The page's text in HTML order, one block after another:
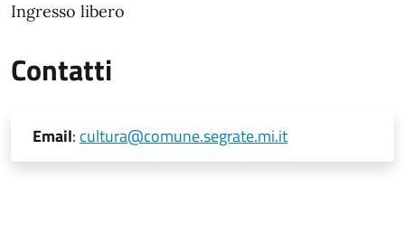
Ingresso libero
Contatti
Email: cultura@comune.segrate.mi.it